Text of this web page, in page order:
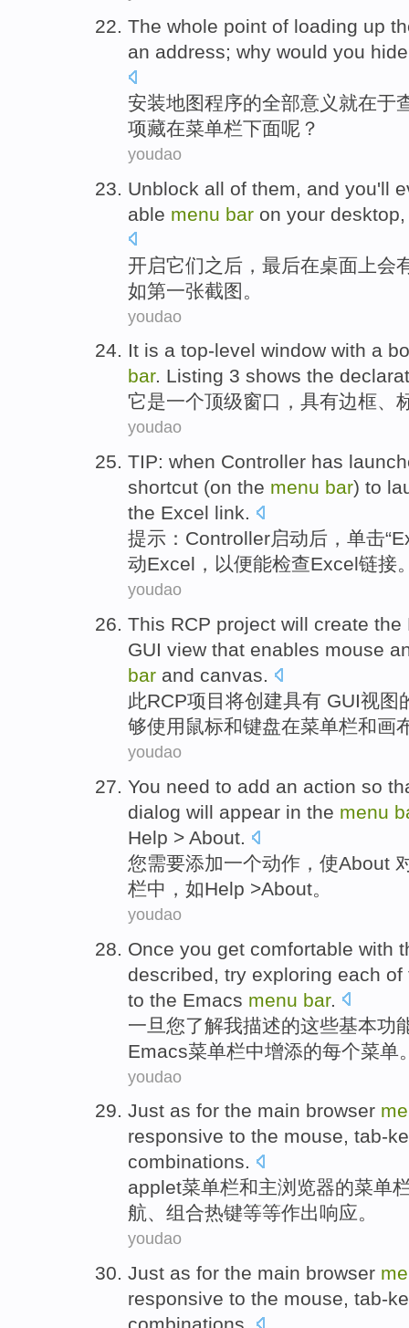
The whole point of loading up
an address; why would you hide
安装地图程序的全部意义 就在于
项藏在菜单栏下面呢？
youdao
Unblock all of them , and you'll
able menu bar on your desktop
开启它们之后， 最后在桌面上会
如第一张截图 。
youdao
It is a top-level window with a
bar. Listing 3 shows the
它是一个顶级窗口 ， 具有边框、
youdao
TIP: when Controller has
shortcut (on the menu bar) to
the Excel link.
提示 ： Controller启动后， 单击“
动Excel， 以便能检查Excel链接
youdao
This RCP project will create the
GUI view that enables mouse
bar and canvas.
此RCP项目将创建具有 GUI视图
够使用 鼠标和键盘在菜单栏和画
youdao
You need to add an action so
dialog will appear in the menu
Help > About.
您需要添加一个动作 ， 使About
栏中 ， 如Help >About。
youdao
Once you get comfortable with
described try exploring each of
to the Emacs menu bar.
一旦 您了解我描述的这些基本功
Emacs菜单栏中增添的每个菜单
youdao
Just as for the main browser
responsive to the mouse, tab-
combinations.
applet菜单栏和主浏览器的菜单
航、 组合热键等等作出响应。
youdao
Just as for the main browser
responsive to the mouse, tab-